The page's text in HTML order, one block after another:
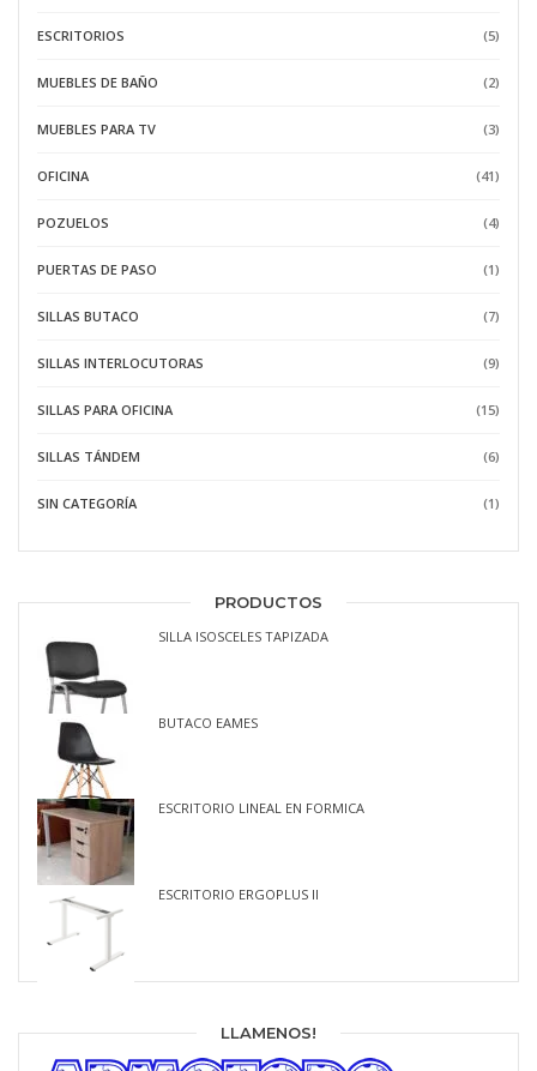
ESCRITORIOS (5)
MUEBLES DE BAÑO (2)
MUEBLES PARA TV (3)
OFICINA (41)
POZUELOS (4)
PUERTAS DE PASO (1)
SILLAS BUTACO (7)
SILLAS INTERLOCUTORAS (9)
SILLAS PARA OFICINA (15)
SILLAS TÁNDEM (6)
SIN CATEGORÍA (1)
PRODUCTOS
SILLA ISOSCELES TAPIZADA
BUTACO EAMES
ESCRITORIO LINEAL EN FORMICA
ESCRITORIO ERGOPLUS II
LLAMENOS!